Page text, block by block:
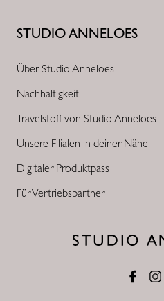
STUDIO ANNELOES
Über Studio Anneloes
Nachhaltigkeit
Travelstoff von Studio Anneloes
Unsere Filialen in deiner Nähe
Digitaler Produktpass
Für Vertriebspartner